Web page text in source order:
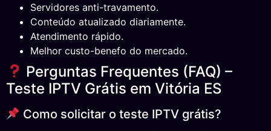
Servidores anti-travamento.
Conteúdo atualizado diariamente.
Atendimento rápido.
Melhor custo-benefo do mercado.
Perguntas Frequentes (FAQ) –
Teste IPTV Grátis em Vitória ES
Como solicitar o teste IPTV grátis?